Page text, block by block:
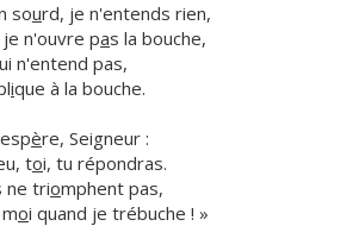
sourd, je n'entends rien,
n'ouvre pas la bouche,
n'entend pas,
ique à la bouche.
ère, Seigneur :
toi, tu répondras.
ne triomphent pas,
oi quand je trébuche ! »